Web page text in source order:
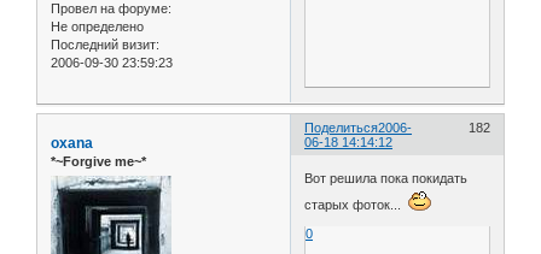
Провел на форуме:
Не определено
Последний визит:
2006-09-30 23:59:23
Поделиться 182
2006-
06-18 14:14:12
oxana
*~Forgive me~*
Вот решила пока покидать
старых фоток...
0